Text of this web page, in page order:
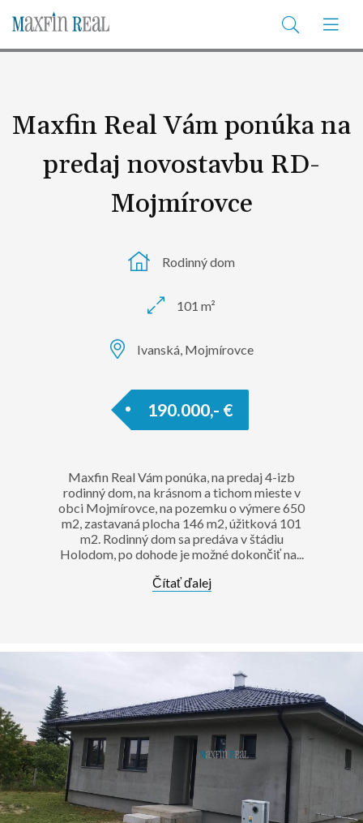
Maxfin Real Vám ponúka na
predaj novostavbu RD-
Mojmírovce
Rodinný dom
101 m²
Ivanská, Mojmírovce
190.000,- €
Maxfin Real Vám ponúka, na predaj 4-izb
rodinný dom, na krásnom a tichom mieste v
obci Mojmírovce, na pozemku o výmere 650
m2, zastavaná plocha 146 m2, úžitková 101
m2. Rodinný dom sa predáva v štádiu
Holodom, po dohode je možné dokončiť na...
Čítať ďalej